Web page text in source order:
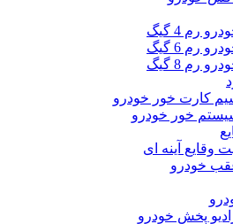
رم 4 گیگ
رم 6 گیگ
رم 8 گیگ
سیم کارت خور خودرو
سیستم خور خودرو
وقایع آینه ای
خودرو
پخش خودرو